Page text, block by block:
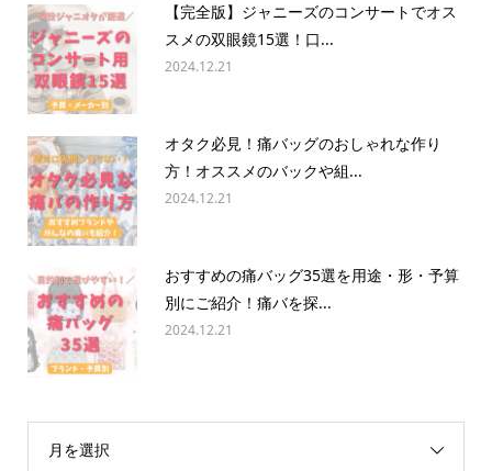
【完全版】ジャニーズのコンサートでオス
スメの双眼鏡15選！口...
2024.12.21
オタク必見！痛バッグのおしゃれな作り
方！オススメのバックや組...
2024.12.21
おすすめの痛バッグ35選を用途・形・予算
別にご紹介！痛バを探...
2024.12.21
月を選択